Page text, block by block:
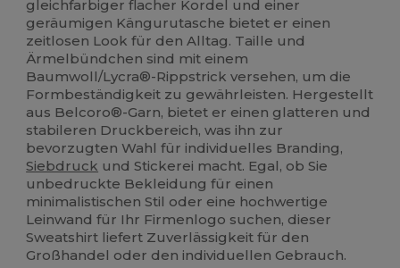
gleichfarbiger flacher Kordel und einer
geräumigen Kängurutasche bietet er einen
zeitlosen Look für den Alltag. Taille und
Ärmelbündchen sind mit einem
Baumwoll/Lycra®-Rippstrick versehen, um die
Formbeständigkeit zu gewährleisten. Hergestellt
aus Belcoro®-Garn, bietet er einen glatteren und
stabileren Druckbereich, was ihn zur
bevorzugten Wahl für individuelles Branding,
Siebdruck und Stickerei macht. Egal, ob Sie
unbedruckte Bekleidung für einen
minimalistischen Stil oder eine hochwertige
Leinwand für Ihr Firmenlogo suchen, dieser
Sweatshirt liefert Zuverlässigkeit für den
Großhandel oder den individuellen Gebrauch.